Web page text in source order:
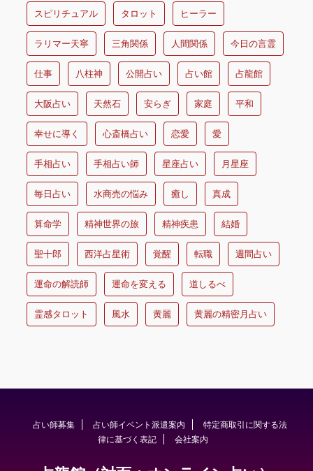
スピリチュアル タロット ヒーラー
ラリマー天寧 三角関係 人間関係 今日の言霊
仕事 八柱神 公開占い 占い館 占龍館
大阪占い 天然石 安らぎ 家庭 平和
幸せに導く 心斎橋占い 恋愛 愛
手相占い 手相占い師 星座占い 月星座
毎日占い 水商売の悩み 癒し 真成
算命学 精神世界の旅 精神疾患 結婚
聖十郎 西洋占星術 覚醒 転職 週間占い
運命の解読師 運命を変える 道しるべ
霊感タロット 風水 黄麗 黄麗の精密月占い
占い師募集 占い師イベント派遣案内
特定商取引に関する法
律に基づく表記
会社案内